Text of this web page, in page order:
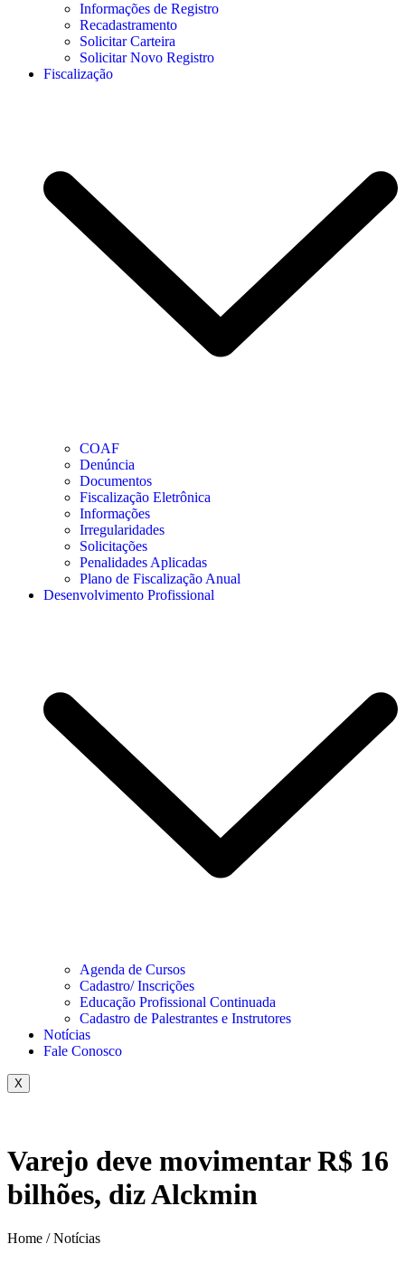
Informações de Registro
Recadastramento
Solicitar Carteira
Solicitar Novo Registro
Fiscalização
COAF
Denúncia
Documentos
Fiscalização Eletrônica
Informações
Irregularidades
Solicitações
Penalidades Aplicadas
Plano de Fiscalização Anual
Desenvolvimento Profissional
Agenda de Cursos
Cadastro/ Inscrições
Educação Profissional Continuada
Cadastro de Palestrantes e Instrutores
Notícias
Fale Conosco
X
Varejo deve movimentar R$ 16
bilhões, diz Alckmin
Home / Notícias